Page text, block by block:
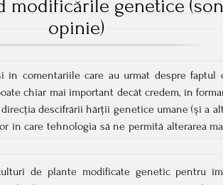
genetice
opinie)
în comentariile care au urmat despre faptul
chiar mai important decât credem, în
descifrării hărții genetice umane (și a
în care tehnologia să ne permită alterarea
de plante modificate genetic pentru